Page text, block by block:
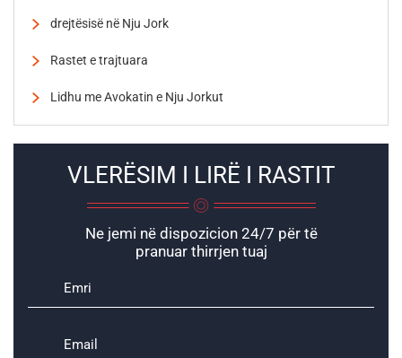
drejtësisë në Nju Jork
Rastet e trajtuara
Lidhu me Avokatin e Nju Jorkut
VLERËSIM I LIRË I RASTIT
Ne jemi në dispozicion 24/7 për të
pranuar thirrjen tuaj